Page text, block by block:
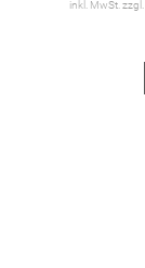
inkl. MwSt. zzgl.